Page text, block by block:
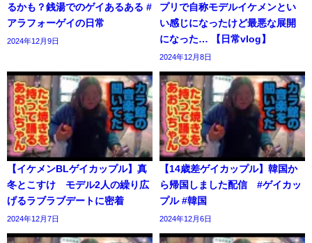
るかも？銭湯でのゲイあるある #
アラフォーゲイの日常
2024年12月9日
プリで自称モデルイケメンとい
い感じになったけど最悪な展開
になった… 【日常vlog】
2024年12月8日
【イケメンBLゲイカップル】真
冬とこすけ モデル2人の繰り広
げるラブラブデートに密着
2024年12月7日
【14歳差ゲイカップル】韓国か
ら帰国しました配信 #ゲイカッ
プル #韓国
2024年12月6日